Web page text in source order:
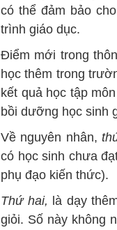
có thể đảm bảo
trình giáo dục.
Điểm mới trong
học thêm trong
kết quả học tập
bồi dưỡng học sinh
Về nguyên nhân,
có học sinh chưa
phụ đạo kiến thức).
Thứ hai, là dạy
giỏi. Số này không